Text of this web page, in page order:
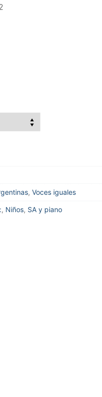
, Voces iguales
, Niños, SA y piano